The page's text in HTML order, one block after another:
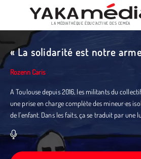
contenu
principal
LA MÉDIATHÈQUE ÉDUC’ACTIVE DES CEMÉA
« La solidarité est notre
Rozenn Caris
A Toulouse depuis 2016, les militants du
une prise en charge complète des mineur·es
de l’enfant. Dans les faits, ça se traduit par une